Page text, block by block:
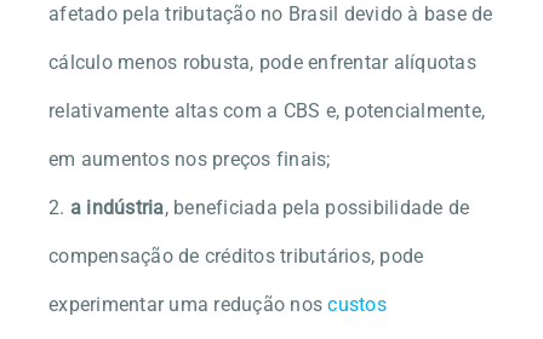
afetado pela tributação no Brasil devido à base de
cálculo menos robusta, pode enfrentar alíquotas
relativamente altas com a CBS e, potencialmente,
em aumentos nos preços finais;
a indústria, beneficiada pela possibilidade de
compensação de créditos tributários, pode
experimentar uma redução noscustos